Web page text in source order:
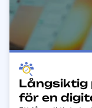
d
m
r
för en